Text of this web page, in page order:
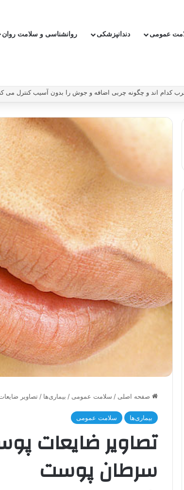
عمومی دندانپزشکی روانشناسی و سلامت روان
دارو ریسک سکته و بیماری قلبی را کاهش دهیم؟
صفحه اصلی / سلامت عمومی / بیماری‌ها / تصاویر
بیماری‌ها سلامت عمومی
تصاویر ضایعات
سرطان پوست